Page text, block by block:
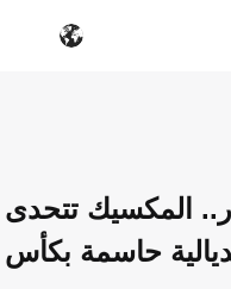
المكسيك تتحدى
حاسمة بكأس